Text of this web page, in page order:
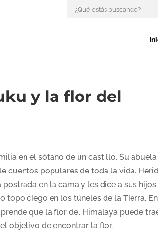
y la flor del
en el sótano de un castillo. Su
cuentos populares de toda la vida.
en la cama y les dice a sus hijos
topo ciego en los túneles de la Tierra.
que la flor del Himalaya puede
objetivo de encontrar la flor.